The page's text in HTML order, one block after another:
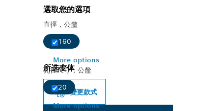
選取您的選項
直徑，公釐
160
More options
孔徑尺寸，公釐
20
More options
所选变体
變更款式